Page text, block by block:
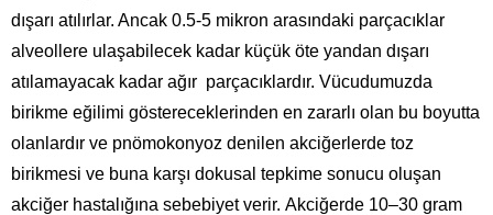
dışarı atılırlar. Ancak 0.5-5 mikron arasındaki parçacıklar
alveollere ulaşabilecek kadar küçük öte yandan dışarı
atılamayacak kadar ağır parçacıklardır. Vücudumuzda
birikme eğilimi göstereceklerinden en zararlı olan bu boyutta
olanlardır ve pnömokonyoz denilen akciğerlerde toz
birikmesi ve buna karşı dokusal tepkime sonucu oluşan
akciğer hastalığına sebebiyet verir. Akciğerde 10–30 gram